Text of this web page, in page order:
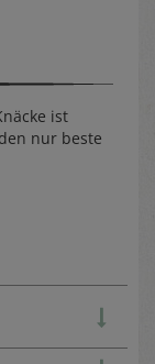
ist
nur beste